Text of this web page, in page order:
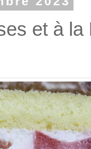
et à